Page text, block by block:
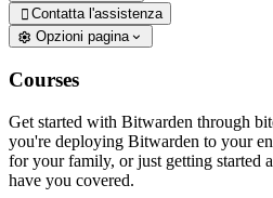
 Contatta l'assistenza
Opzioni pagina
Courses
Get started with Bitwarden through
you're deploying Bitwarden to your
for your family, or just getting started
have you covered.